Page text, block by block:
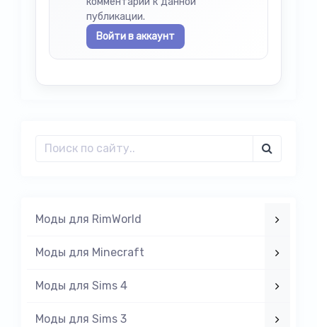
публикации.
Войти в аккаунт
Моды для RimWorld
Моды для Minecraft
Моды для Sims 4
Моды для Sims 3